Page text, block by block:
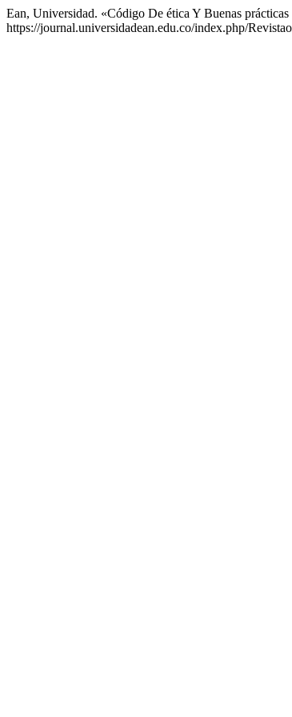
Ean, Universidad. «Código De ética Y Buenas
https://journal.universidadean.edu.co/index.php/